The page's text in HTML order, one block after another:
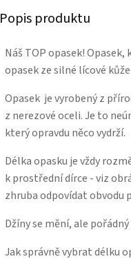
Popis produktu
Náš TOP opasek!
opasek ze silné lícové
Opasek je vyrobený z
z nerezové oceli. Je to
který opravdu něco vydrží.
Délka opasku je vždy
k prostřední dírce - viz
zhruba odpovídat obvodu
Džíny se mění, ale
Jak správně vybrat délku